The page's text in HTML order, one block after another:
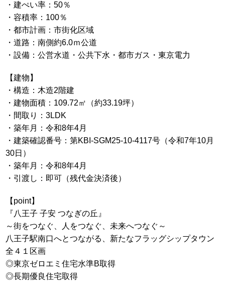
・建ぺい率：50％
・容積率：100％
・都市計画：市街化区域
・道路：南側約6.0ｍ公道
・設備：公営水道・公共下水・都市ガス・東京電力
【建物】
・構造：木造2階建
・建物面積：109.72㎡（約33.19坪）
・間取り：3LDK
・築年月：令和8年4月
・建築確認番号：第KBI-SGM25-10-4117号（令和7年10月
30日）
・築年月：令和8年4月
・引渡し：即可（残代金決済後）
【point】
『八王子 子安 つなぎの丘』
～街をつなぐ、人をつなぐ、未来へつなぐ～
八王子駅南口へとつながる、新たなフラッグシップタウン
全４１区画
◎東京ゼロエミ住宅水準B取得
◎長期優良住宅取得